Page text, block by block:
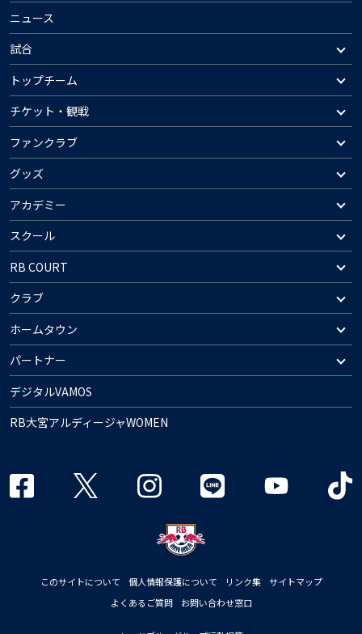
ニュース
試合
トップチーム
チケット・観戦
ファンクラブ
グッズ
アカデミー
スクール
RB COURT
クラブ
ホームタウン
パートナー
デジタルVAMOS
RB大宮アルディージャWOMEN
このサイトについて 個人情報保護について リンク集
サイトマップ
よくあるご質問
お問い合わせ窓口